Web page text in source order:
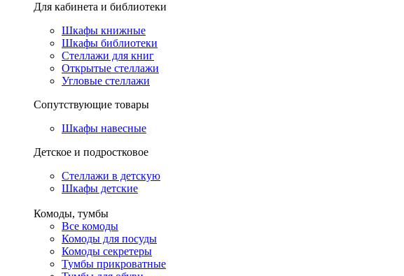
Для кабинета и библиотеки
Шкафы книжные
Шкафы библиотеки
Стеллажи для книг
Открытые стеллажи
Угловые стеллажи
Сопутствующие товары
Шкафы навесные
Детское и подростковое
Стеллажи в детскую
Шкафы детские
Комоды, тумбы
Все комоды
Комоды для посуды
Комоды секретеры
Тумбы прикроватные